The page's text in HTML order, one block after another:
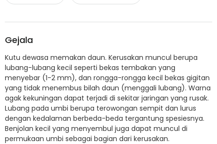
Gejala
Kutu dewasa memakan daun. Kerusakan muncul berupa
lubang-lubang kecil seperti bekas tembakan yang
menyebar (1-2 mm), dan rongga-rongga kecil bekas gigitan
yang tidak menembus bilah daun (menggali lubang). Warna
agak kekuningan dapat terjadi di sekitar jaringan yang rusak.
Lubang pada umbi berupa terowongan sempit dan lurus
dengan kedalaman berbeda-beda tergantung spesiesnya.
Benjolan kecil yang menyembul juga dapat muncul di
permukaan umbi sebagai bagian dari kerusakan.